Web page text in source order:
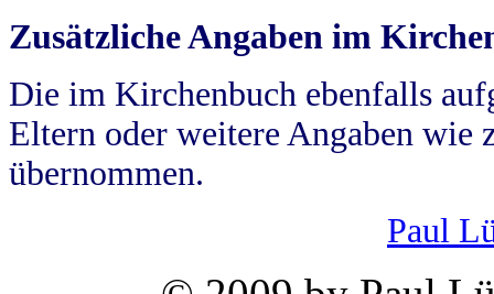
Zusätzliche Angaben im
Die im Kirchenbuch ebenfalls
Eltern oder weitere Angaben wie
übernommen.
Paul